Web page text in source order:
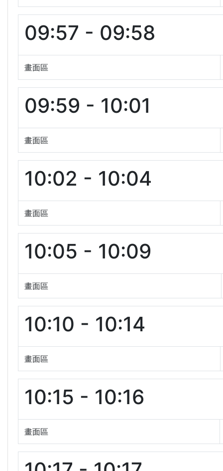
09:57 - 09:58
畫面區
09:59 - 10:01
畫面區
10:02 - 10:04
畫面區
10:05 - 10:09
畫面區
10:10 - 10:14
畫面區
10:15 - 10:16
畫面區